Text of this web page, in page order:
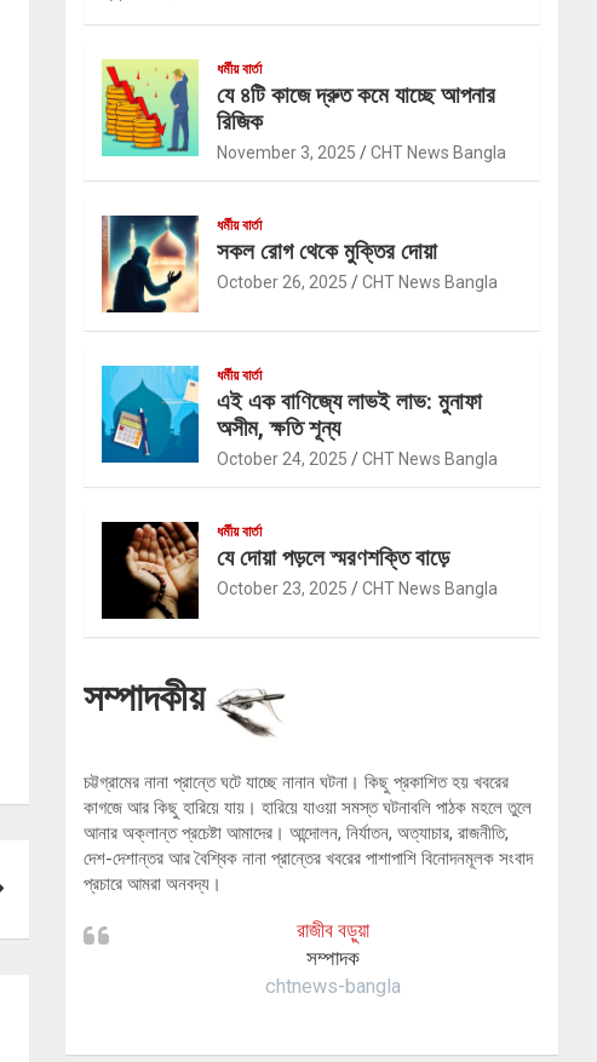
ধর্মীয় বার্তা
যে ৪টি কাজে দ্রুত কমে যাচ্ছে আপনার
রিজিক
November 3, 2025 CHT News Bangla
ধর্মীয় বার্তা
সকল রোগ থেকে মুক্তির দোয়া
October 26, 2025 CHT News Bangla
ধর্মীয় বার্তা
এই এক বাণিজ্যে লাভই লাভ: মুনাফা
অসীম, ক্ষতি শূন্য
October 24, 2025 CHT News Bangla
ধর্মীয় বার্তা
যে দোয়া পড়লে স্মরণশক্তি বাড়ে
October 23, 2025 CHT News Bangla
সম্পাদকীয়
চট্টগ্রামের নানা প্রান্তে ঘটে যাচ্ছে নানান ঘটনা। কিছু প্রকাশিত হয় খবরের
কাগজে আর কিছু হারিয়ে যায়। হারিয়ে যাওয়া সমস্ত ঘটনাবলি পাঠক মহলে তুলে
আনার অক্লান্ত প্রচেষ্টা আমাদের। আন্দোলন, নির্যাতন, অত্যাচার, রাজনীতি,
দেশ-দেশান্তর আর বৈশ্বিক নানা প্রান্তের খবরের পাশাপাশি বিনোদনমূলক সংবাদ
প্রচারে আমরা অনবদ্য।
রাজীব বড়ুয়া
সম্পাদক
chtnews-bangla